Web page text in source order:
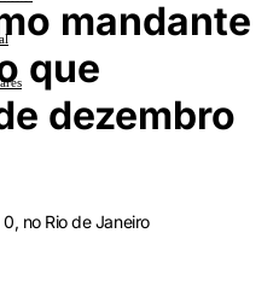
mandante
que
dezembro
no Rio de Janeiro